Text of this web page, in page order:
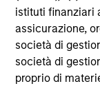
istituti finanziari
assicurazione,
società di
società di
proprio di
All investing
Please refer to
information on
considerations.